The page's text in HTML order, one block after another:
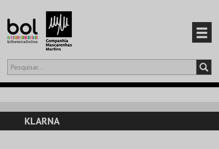
Olá,iniciar sessão
CARRINHO
EVENTOS
KLARNA